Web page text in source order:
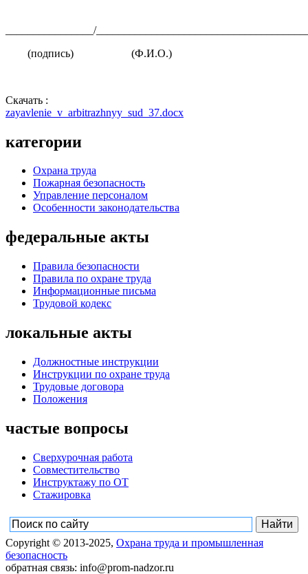
________________/
(подпись) (Ф.И.О.)
Скачать :
zayavlenie_v_arbitrazhnyy_sud_37.docx
категории
Охрана труда
Пожарная безопасность
Управление персоналом
Особенности законодательства
федеральные акты
Правила безопасности
Правила по охране труда
Информационные письма
Трудовой кодекс
локальные акты
Должностные инструкции
Инструкции по охране труда
Трудовые договора
Положения
частые вопросы
Сверхурочная работа
Совместительство
Инструктажу по ОТ
Стажировка
Copyright © 2013-2025, Охрана труда и промышленная
безопасность
обратная связь: info@prom-nadzor.ru